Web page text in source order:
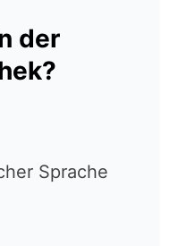
der
Sprache